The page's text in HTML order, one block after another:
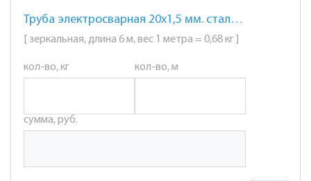
Труба электросварная 20х1,5 мм. сталь AISI 201 (12Х15Г9НД) зеркальная
[ зеркальная, длина 6 м, вес 1 метра = 0,68 кг ]
кол-во, кг кол-во, м
сумма, руб.